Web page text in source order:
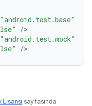
"android.test.base"
/>
/
Lisansı sayfasında